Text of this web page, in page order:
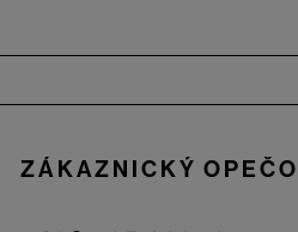
ZÁKAZNICKÝ